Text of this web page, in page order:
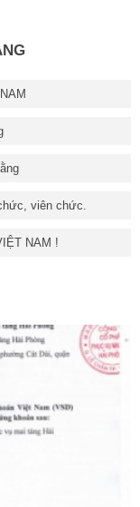
viên chức.
NAM !